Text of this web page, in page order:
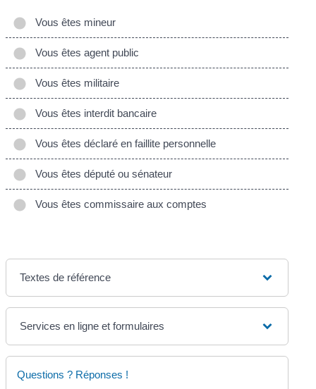
Vous êtes mineur
Vous êtes agent public
Vous êtes militaire
Vous êtes interdit bancaire
Vous êtes déclaré en faillite personnelle
Vous êtes député ou sénateur
Vous êtes commissaire aux comptes
Textes de référence
Services en ligne et formulaires
Questions ? Réponses !